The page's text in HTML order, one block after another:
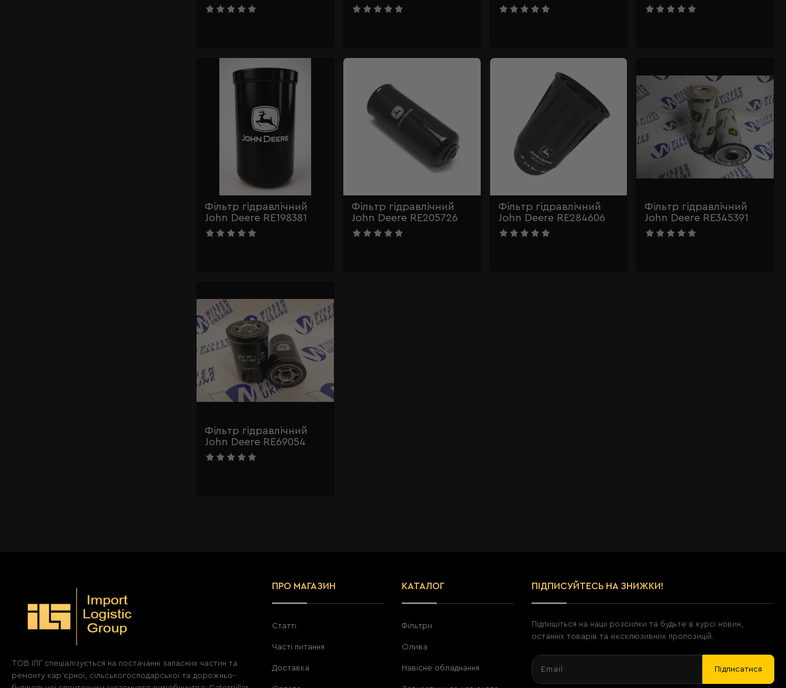
Фільтр гідравлічний
John Deere RE198381
Фільтр гідравлічний
John Deere RE205726
Фільтр гідравлічний
John Deere RE284606
Фільтр гідравлічний
John Deere RE345391
Фільтр гідравлічний
John Deere RE69054
ТОВ ІЛГ спеціалізується на постачанні запасних частин та
ремонту кар'єрної, сільськогосподарської та дорожньо-
ПРО МАГАЗИН
Статті
Часті питання
Доставка
КАТАЛОГ
Фільтри
Олива
Навісне обладнання
ПІДПИСУЙТЕСЬ НА ЗНИЖКИ!
Підпишіться на наші розсилки та будьте в курсі новин,
останніх товарів та ексклюзивних пропозицій.
Підписатися